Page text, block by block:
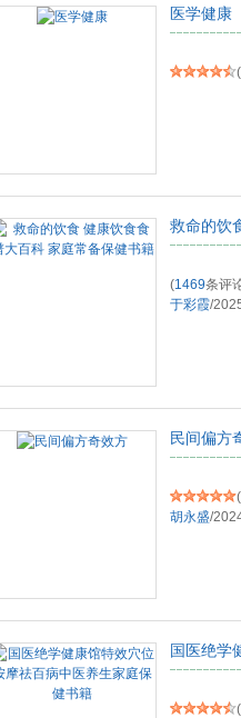
医学健康
(
救命的饮
(1469条评
于彩霞/
民间偏方
(
胡永盛/
国医绝学
(